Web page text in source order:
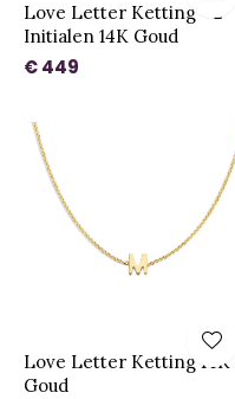
Love Letter Ketting - 2
Initialen 14K Goud
€ 449
Love Letter Ketting 14K
Goud